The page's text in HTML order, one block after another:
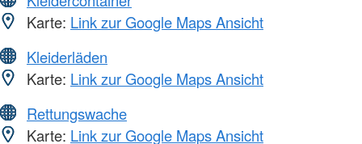
Karte: Link zur Google Maps Ansicht
Kleiderläden
Karte: Link zur Google Maps Ansicht
Rettungswache
Karte: Link zur Google Maps Ansicht